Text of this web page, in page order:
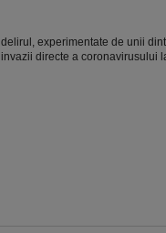
experimentate de unii
directe a coronavirusului